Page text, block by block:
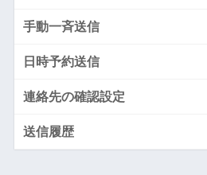
手動一斉送信
日時予約送信
連絡先の確認設定
送信履歴